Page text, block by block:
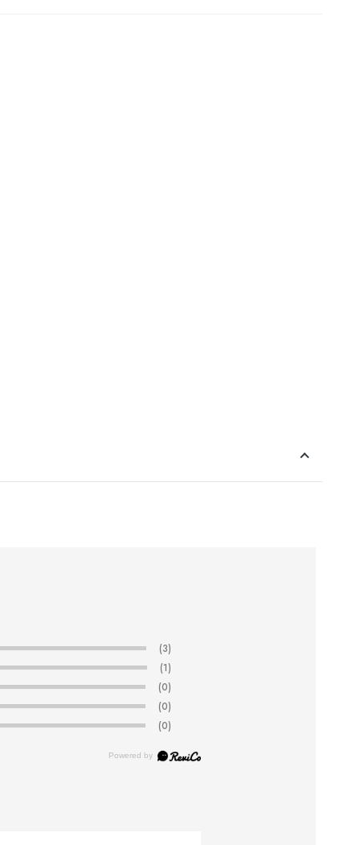
(3)
(1)
(0)
(0)
(0)